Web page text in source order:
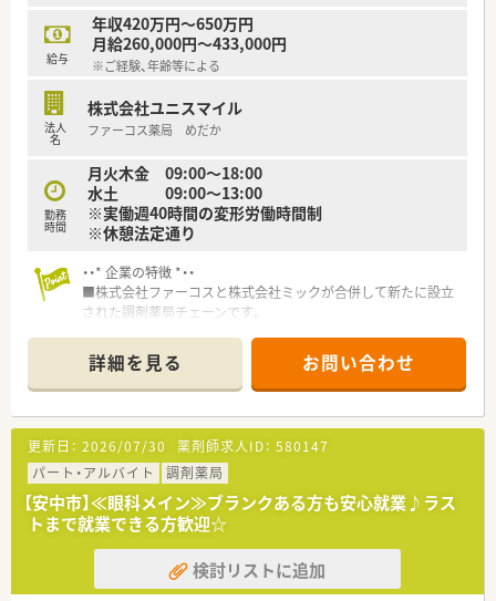
給与
年収420万円～650万円
月給260,000円～433,000円
※ご経験、年齢等による
法人
名
株式会社ユニスマイル
ファーコス薬局 めだか
勤務
時間
月火木金 09:00～18:00
水土 09:00～13:00
※実働週40時間の変形労働時間制
※休憩法定通り
・・* 企業の特徴 *・・
■株式会社ファーコスと株式会社ミックが合併して新たに設立
された調剤薬局チェーンです。
薬局チェーンとなります。
■2社が培ってきたノウハウと企業の良さを融合し、より安定し
た経営基盤から、成長スピードを加速させていきます。
■コーポレートメッセージは「あなたに今、わたしができるこ
と」。
■正社員には全国・広域・都道府県限定・自宅通勤の4コースを用
意。
■全国・広域・都道府県限定コースの方には充実の住宅補助制度
が適用されます。
■住居は法人契約なので初期費用時の自己負担はほとんどあり
ません。
■産育休からの復帰率は95%以上！時短勤務はお子様が小学3年
生終了時まで。
詳細を見る お問い合わせ
更新日： 2026/07/30 薬剤師求人ID： 580147
パート・アルバイト
調剤薬局
【安中市】≪眼科メイン≫ブランクある方も安心就業♪ラス
トまで就業できる方歓迎☆
検討リストに追加